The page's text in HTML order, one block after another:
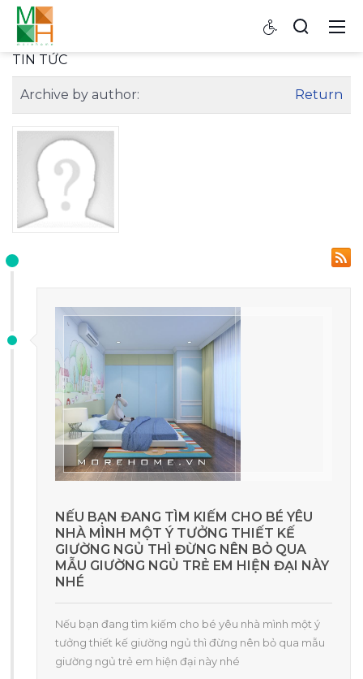
TIN TỨC
Archive by author: Return
NẾU BẠN ĐANG TÌM KIẾM CHO BÉ YÊU
NHÀ MÌNH MỘT Ý TƯỞNG THIẾT KẾ
GIƯỜNG NGỦ THÌ ĐỪNG NÊN BỎ QUA
MẪU GIƯỜNG NGỦ TRẺ EM HIỆN ĐẠI NÀY
NHÉ
Nếu bạn đang tìm kiếm cho bé yêu nhà mình một ý
tưởng thiết kế giường ngủ thì đừng nên bỏ qua mẫu
giường ngủ trẻ em hiện đại này nhé